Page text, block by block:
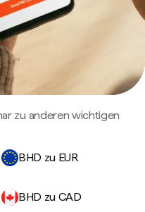
zu anderen wichtigen
BHD zu EUR
BHD zu CAD